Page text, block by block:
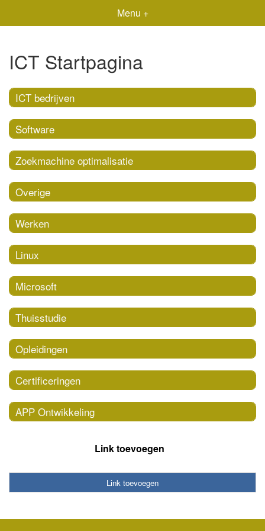
Menu +
ICT Startpagina
ICT bedrijven
Software
Zoekmachine optimalisatie
Overige
Werken
Linux
Microsoft
Thuisstudie
Opleidingen
Certificeringen
APP Ontwikkeling
Link toevoegen
Link toevoegen